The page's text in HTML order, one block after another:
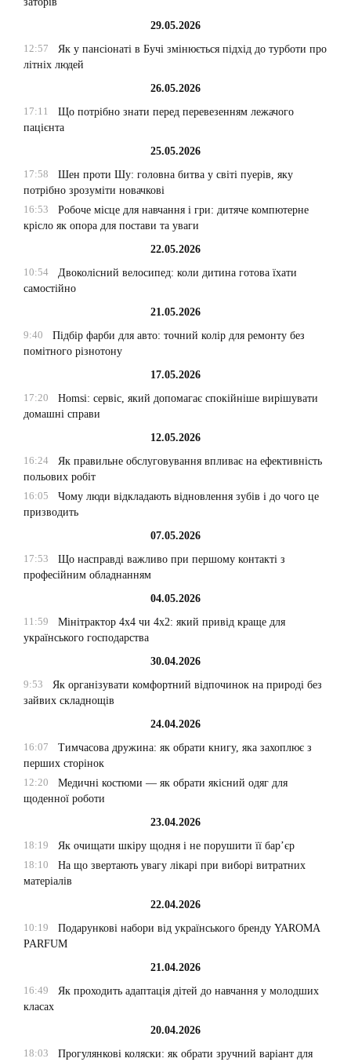
29.05.2026
12:57
Як у пансіонаті в Бучі змінюється підхід до турботи про
літніх людей
26.05.2026
17:11
Що потрібно знати перед перевезенням лежачого
пацієнта
25.05.2026
17:58
Шен проти Шу: головна битва у світі пуерів, яку
потрібно зрозуміти новачкові
16:53
Робоче місце для навчання і гри: дитяче компютерне
крісло як опора для постави та уваги
22.05.2026
10:54
Двоколісний велосипед: коли дитина готова їхати
самостійно
21.05.2026
9:40
Підбір фарби для авто: точний колір для ремонту без
помітного різнотону
17.05.2026
17:20
Homsi: сервіс, який допомагає спокійніше вирішувати
домашні справи
12.05.2026
16:24
Як правильне обслуговування впливає на ефективність
польових робіт
16:05
Чому люди відкладають відновлення зубів і до чого це
призводить
07.05.2026
17:53
Що насправді важливо при першому контакті з
професійним обладнанням
04.05.2026
11:59
Мінітрактор 4х4 чи 4х2: який привід краще для
українського господарства
30.04.2026
9:53
Як організувати комфортний відпочинок на природі без
зайвих складнощів
24.04.2026
16:07
Тимчасова дружина: як обрати книгу, яка захоплює з
перших сторінок
12:20
Медичні костюми — як обрати якісний одяг для
щоденної роботи
23.04.2026
18:19
Як очищати шкіру щодня і не порушити її бар’єр
18:10
На що звертають увагу лікарі при виборі витратних
матеріалів
22.04.2026
10:19
Подарункові набори від українського бренду YAROMA
PARFUM
21.04.2026
16:49
Як проходить адаптація дітей до навчання у молодших
класах
20.04.2026
18:03
Прогулянкові коляски: як обрати зручний варіант для